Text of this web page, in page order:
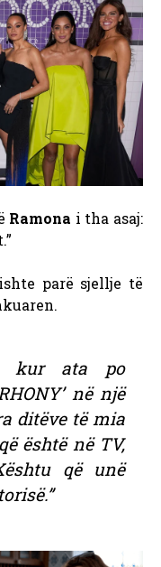
Ramona i tha asaj:
parë sjellje të
ata po
në një
ditëve të mia
është në TV,
që unë